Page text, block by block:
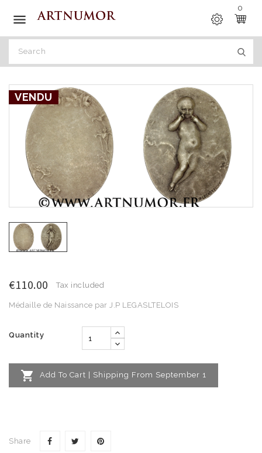

0
VENDU
€110.00 Tax included
Médaille de Naissance par J.P LEGASLTELOIS
Quantity
 Add To Cart | Shipping From September 1
Share